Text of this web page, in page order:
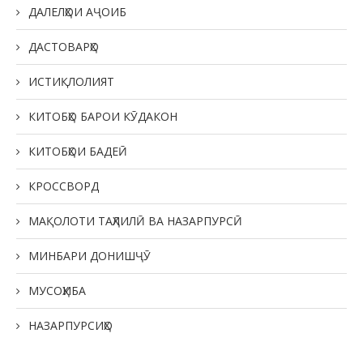
ДАЛЕЛҲОИ АҶОИБ
ДАСТОВАРҲО
ИСТИҚЛОЛИЯТ
КИТОБҲО БАРОИ КӮДАКОН
КИТОБҲОИ БАДЕӢ
КРОССВОРД
МАҚОЛОТИ ТАҲЛИЛӢ ВА НАЗАРПУРСӢ
МИНБАРИ ДОНИШҶӮ
МУСОҲИБА
НАЗАРПУРСИҲО